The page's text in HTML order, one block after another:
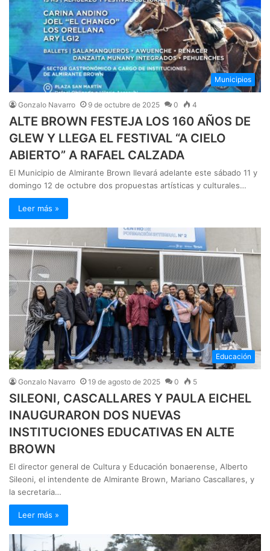
Municipios
Gonzalo Navarro 9 de octubre de 2025 0 4
ALTE BROWN FESTEJA LOS 160 AÑOS DE
GLEW Y LLEGA EL FESTIVAL “A CIELO
ABIERTO” A RAFAEL CALZADA
El Municipio de Almirante Brown llevará adelante este sábado 11 y
domingo 12 de octubre dos propuestas artísticas y culturales…
Leer más »
Educación
Gonzalo Navarro 19 de agosto de 2025 0 5
SILEONI, CASCALLARES Y PAULA EICHEL
INAUGURARON DOS NUEVAS
INSTITUCIONES EDUCATIVAS EN ALTE
BROWN
El director general de Cultura y Educación bonaerense, Alberto
Sileoni, el intendente de Almirante Brown, Mariano Cascallares, y
la secretaria…
Leer más »